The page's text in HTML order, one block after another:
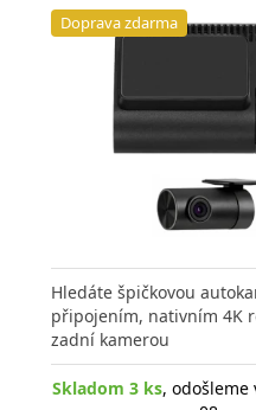
Doprava zdarma
Hledáte špičkovou
připojením, nativním 4K
zadní kamerou
Skladom 3 ks, odošleme